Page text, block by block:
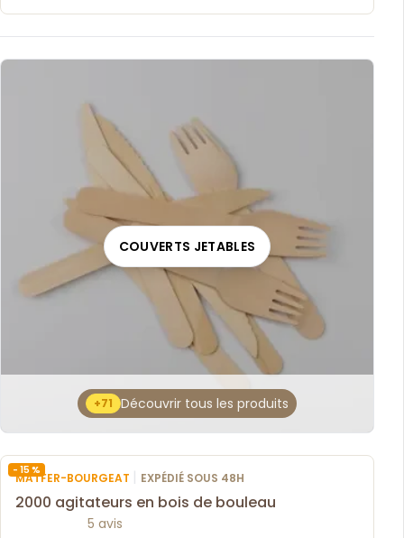
COUVERTS JETABLES
+71 Découvrir tous les produits
- 15 %
MATFER-BOURGEAT | EXPÉDIÉ SOUS 48H
2000 agitateurs en bois de bouleau
5 avis